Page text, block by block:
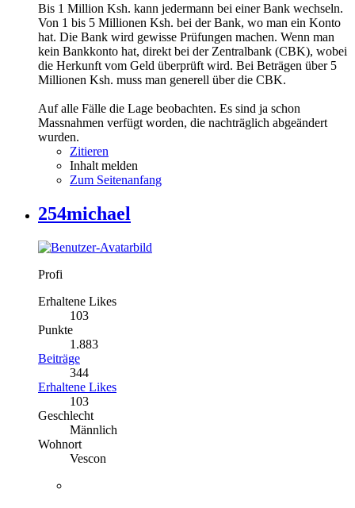
Bis 1 Million Ksh. kann jedermann bei einer Bank wechseln.
Von 1 bis 5 Millionen Ksh. bei der Bank, wo man ein Konto
hat. Die Bank wird gewisse Prüfungen machen. Wenn man
kein Bankkonto hat, direkt bei der Zentralbank (CBK), wobei
die Herkunft vom Geld überprüft wird. Bei Beträgen über 5
Millionen Ksh. muss man generell über die CBK.
Auf alle Fälle die Lage beobachten. Es sind ja schon
Massnahmen verfügt worden, die nachträglich abgeändert
wurden.
Zitieren
Inhalt melden
Zum Seitenanfang
254michael
Profi
Erhaltene Likes
103
Punkte
1.883
Beiträge
344
Erhaltene Likes
103
Geschlecht
Männlich
Wohnort
Vescon